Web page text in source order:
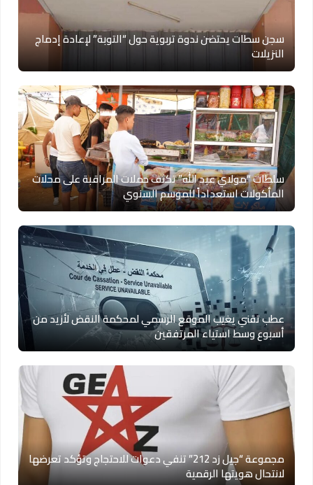
سجن سطات يحتضن ندوة تربوية حول “التوبة” لإعادة إدماج
النزيلات
سلطات “مولاي عبد الله” تكثف حملات المراقبة على محلات
المأكولات استعداداً للموسم السنوي
عطب تقني يغيب الموقع الرسمي لمحكمة النقض لأزيد من
أسبوع وسط استياء المرتفقين
مجموعة “جيل زد 212” تنفي دعوات للاحتجاج وتؤكد تعرضها
لانتحال هويتها الرقمية